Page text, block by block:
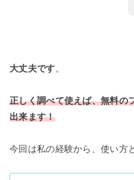
大丈夫です。
正しく調べて使えば、無料の
出来ます！
今回は私の経験から、使い方